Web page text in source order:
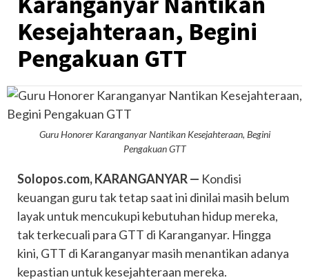
Kesejahteraan, Begini
Pengakuan GTT
Guru Honorer Karanganyar Nantikan Kesejahteraan, Begini
Pengakuan GTT
Solopos.com, KARANGANYAR — Kondisi
keuangan guru tak tetap saat ini dinilai masih belum
layak untuk mencukupi kebutuhan hidup mereka,
tak terkecuali para GTT di Karanganyar. Hingga
kini, GTT di Karanganyar masih menantikan adanya
kepastian untuk kesejahteraan mereka.